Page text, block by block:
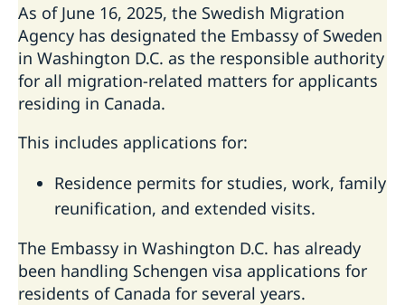
As of June 16, 2025, the Swedish Migration
Agency has designated the Embassy of Sweden
in Washington D.C. as the responsible authority
for all migration-related matters for applicants
residing in Canada.
This includes applications for:
Residence permits for studies, work, family
reunification, and extended visits.
The Embassy in Washington D.C. has already
been handling Schengen visa applications for
residents of Canada for several years.